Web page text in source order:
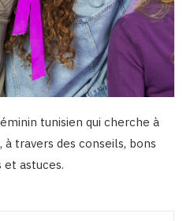
tunisien qui cherche à
travers des conseils, bons
et astuces.